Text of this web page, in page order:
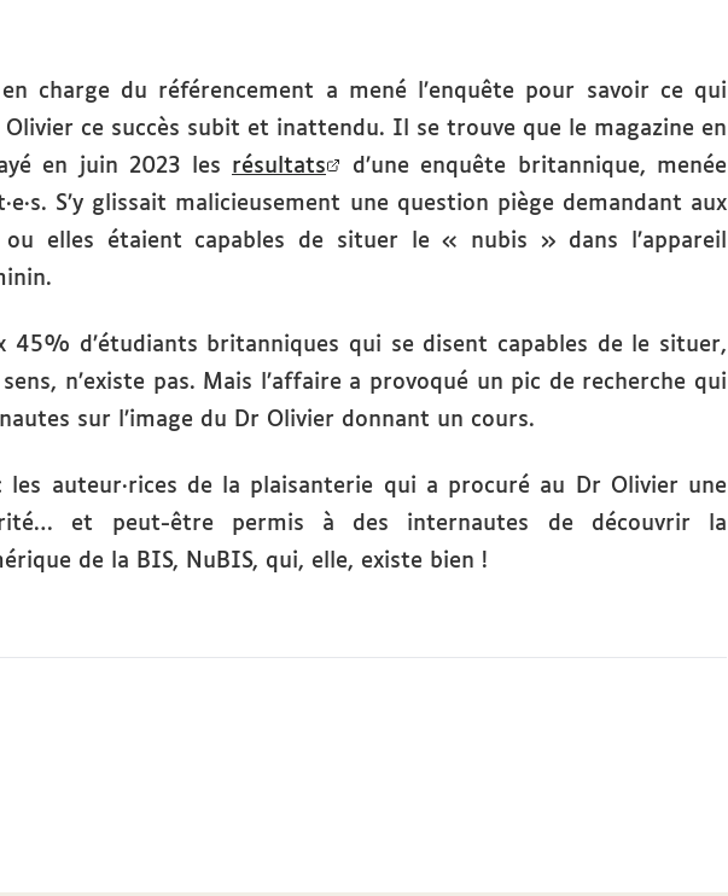
charge du référencement a mené l’enquête pour savoir ce qui
ce succès subit et inattendu. Il se trouve que le magazine en
en juin 2023 les résultats
d’une enquête britannique, menée
S’y glissait malicieusement une question piège demandant aux
ou elles étaient capables de situer le « nubis » dans l’appareil
45% d’étudiants britanniques qui se disent capables de le situer,
n’existe pas. Mais l’affaire a provoqué un pic de recherche qui
sur l’image du Dr Olivier donnant un cours.
les auteur·rices de la plaisanterie qui a procuré au Dr Olivier une
et peut-être permis à des internautes de découvrir la
de la BIS, NuBIS, qui, elle, existe bien !